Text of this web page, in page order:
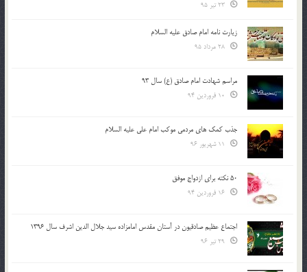
زیارت نامه امام صادق علیه السلام
مراسم شهادت امام صادق (ع) سال 93
جذب کمک های مردمی موکب امام علی علیه السلام
50 نکته برای ازدواج موفق
اجتماع عظیم صادقیون در آستان مقدس امامزاده سید جلال الدین اشرف سال 1396